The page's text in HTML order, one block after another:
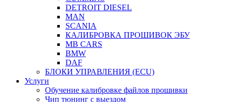
DETROIT DIESEL
MAN
SCANIA
КАЛИБРОВКА ПРОШИВОК ЭБУ
MB CARS
BMW
DAF
БЛОКИ УПРАВЛЕНИЯ (ECU)
Услуги
Обучение калибровке файлов прошивки
Чип тюнинг с выездом